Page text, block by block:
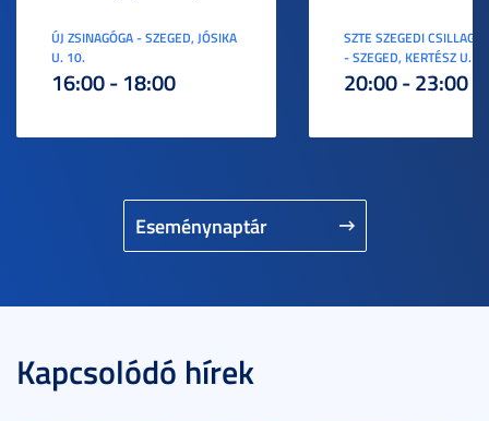
Eseménynaptár
ÚJ ZSINAGÓGA - SZEGED, JÓSIKA
U. 10.
16:00 - 18:00
SZTE SZEGEDI
- SZEGED, KERTÉSZ U. 3.
20:00 - 23:00
Kapcsolódó hírek